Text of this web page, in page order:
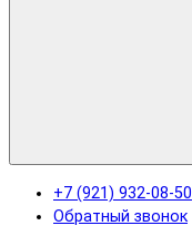
+7 (921) 932-08-50
Обратный звонок